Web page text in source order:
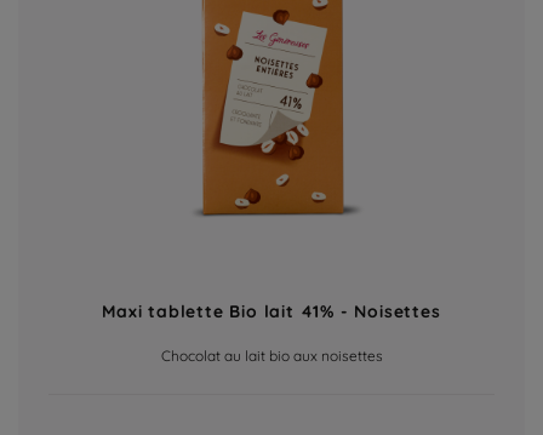
Maxi tablette Bio lait 41% - Noisettes
Chocolat au lait bio aux noisettes